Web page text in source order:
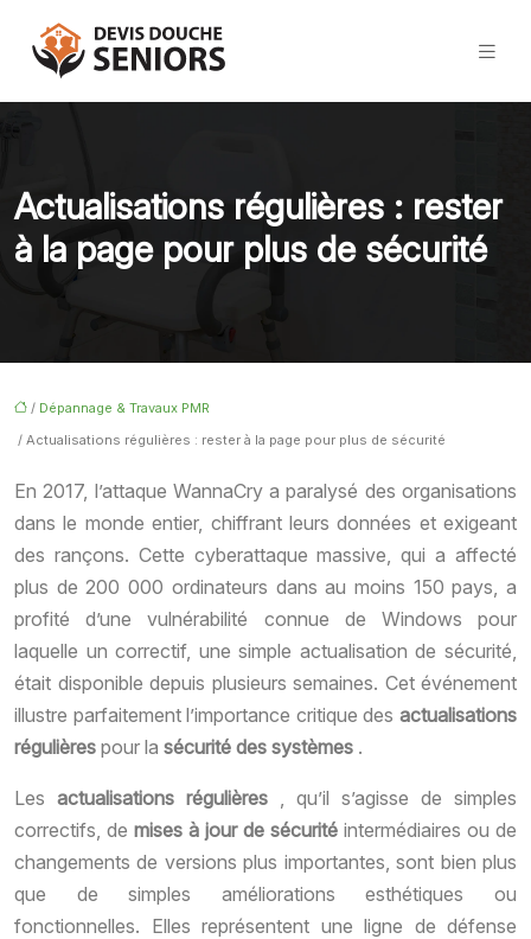
Actualisations régulières : rester
à la page pour plus de sécurité
/ Dépannage & Travaux PMR
/ Actualisations régulières : rester à la page pour plus de sécurité
En 2017, l’attaque WannaCry a paralysé des organisations
dans le monde entier, chiffrant leurs données et exigeant
des rançons. Cette cyberattaque massive, qui a affecté
plus de 200 000 ordinateurs dans au moins 150 pays, a
profité d’une vulnérabilité connue de Windows pour
laquelle un correctif, une simple actualisation de sécurité,
était disponible depuis plusieurs semaines. Cet événement
illustre parfaitement l’importance critique des actualisations
régulières pour la sécurité des systèmes .
Les actualisations régulières , qu’il s’agisse de simples
correctifs, de mises à jour de sécurité intermédiaires ou de
changements de versions plus importantes, sont bien plus
que de simples améliorations esthétiques ou
fonctionnelles. Elles représentent une ligne de défense